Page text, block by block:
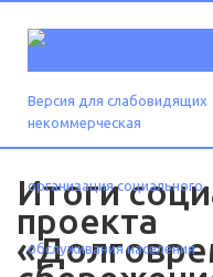
Версия для слабовидящих
Итоги
проекта